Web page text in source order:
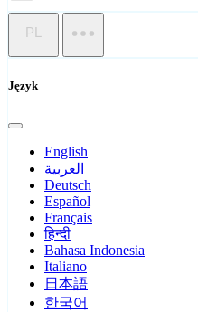
PL
Język
English
العربية
Deutsch
Español
Français
हिन्दी
Bahasa Indonesia
Italiano
日本語
한국어